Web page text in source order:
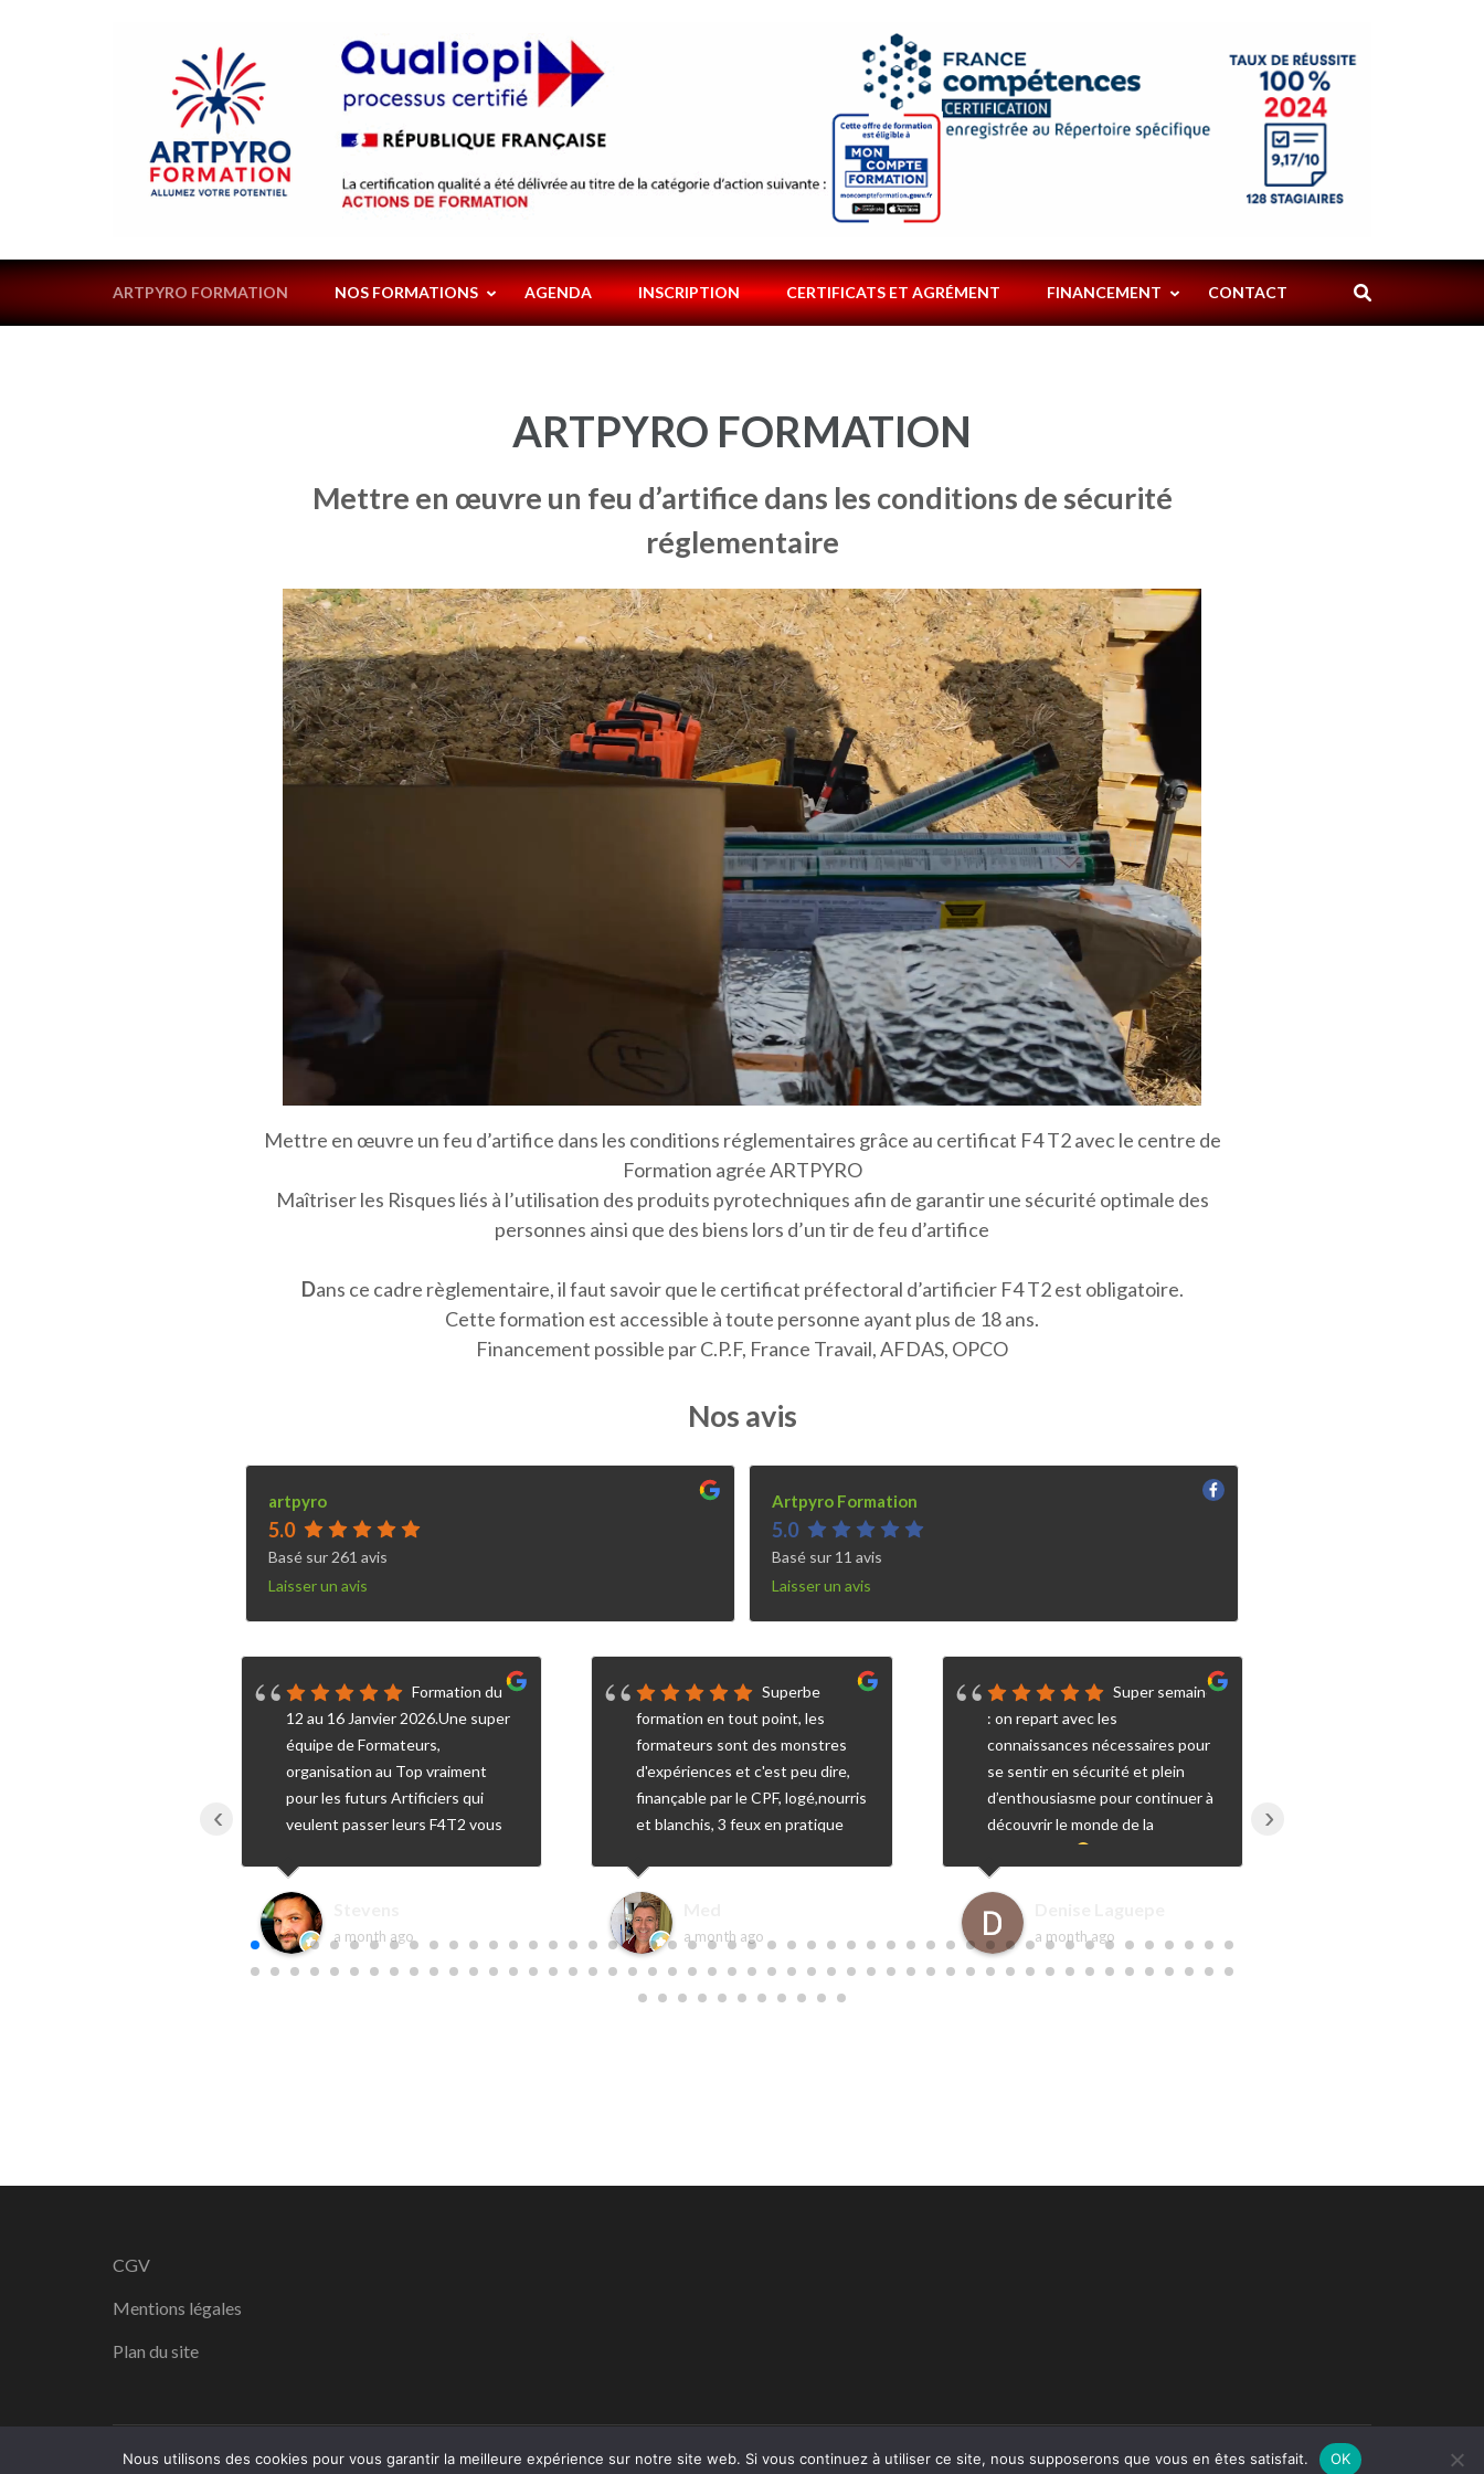
ARTPYRO FORMATION NOS FORMATIONS AGENDA INSCRIPTION CERTIFICATS ET AGRÉMENT FINANCEMENT CONTACT
ARTPYRO FORMATION
Mettre en œuvre un feu d’artifice dans les conditions de sécurité
réglementaire
Mettre en œuvre un feu d’artifice dans les conditions réglementaires grâce au certificat F4 T2 avec le centre de
Formation agrée ARTPYRO
Maîtriser les Risques liés à l’utilisation des produits pyrotechniques afin de garantir une sécurité optimale des
personnes ainsi que des biens lors d’un tir de feu d’artifice
Dans ce cadre règlementaire, il faut savoir que le certificat préfectoral d’artificier F4 T2 est obligatoire.
Cette formation est accessible à toute personne ayant plus de 18 ans.
Financement possible par C.P.F, France Travail, AFDAS, OPCO
Nos avis
artpyro
5.0
Basé sur261 avis
Laisser un avis
Artpyro Formation
5.0
Basé sur 11 avis
Laisser un avis
Formation du
12 au 16 Janvier 2026.Une super
équipe de Formateurs,
organisation au Top vraiment
pour les futurs Artificiers qui
veulent passer leurs F4T2 vous
fermés.Merci ART PYRO
FORMATION.
a month ago
Superbe
formation en tout point, les
formateurs sont des monstres
d'expériences et c'est peu dire,
finançable par le CPF, logé,nourris
et blanchis, 3 feux en pratique
vivement!Encore merci pour
cette expérience hors du
communa month ago
Super semaine
: on repart avec les
connaissances nécessaires pour
se sentir en sécurité et plein
d’enthousiasme pour continuer à
découvrir le monde de la
Alex et Micka !
a month ago
‹ ›
CGV
Mentions légales
Plan du site
Copyright ©2026 ART PYRO School Zone | Dévelopé parThème Rara. Propulsé parWordPress.
Nous utilisons des cookies pour vous garantir la meilleure expérience sur notre site web. Si vous continuez à utiliser ce site, nous supposerons que vous en êtes satisfait. OK